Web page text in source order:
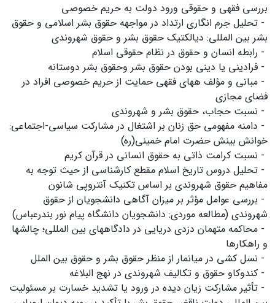
بررسی فقهی و حقوقی ورود دولت به حریم خصوصی
- تحلیل جرم انگاری ارتداد در مواجهه حقوق بشر اسلامی و حقوق
بشر بین المللی: دیالکتیک حقوق بشر و حقوق شهروندی
- رابطه انسان و حقوق در نظام حقوقی اسلام
- فرادینی یا دینی بودن حقوق بشر وحقوق بشر دوستانه
- مبانی و مؤلف ههای فقهی حمایت از حریم خصوصی افراد در
فضای مجازی
- نسبت حجاب، حقوق بشر و شهروندی
- دامنه مفهومی حق زنان بر اشتغال در مشارکت سیاسی-اجتماعی:
خوانش بینش حضرت امام خمینی(ره)
- نسبت کرامت ذاتی به حقوق انسانی در قرآن کریم
- تحلیل دروس تاریخ اسلام مقطع کارشناسی از حیث توجه به
مفاهیم حقوق شهروندی بر اساس تکنیک آنتروپی شانون
- بررسی عوامل مؤثر بر میزان آگاهی دانشجویان از حقوق
شهروندی (مطالعه موردی: دانشجویان دانشگاه پیام نور بندرعباس)
- محاکمه متهمان دزدی دریایی در دادگاههای بین المللی؛ چالشها
و راهکارها
- نسل کشی در میانمار از منظر حقوق بشر و حقوق بین الملل
- کندوکاو حقوق و تکالیف شهروندی در نهج البلاغه
- تأثیر مشارکت زیان دیده در ورود یا تشدید خسارت بر مسئولیت